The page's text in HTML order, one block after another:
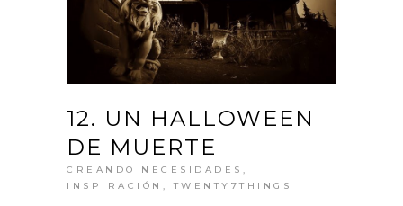
12. UN HALLOWEEN
DE MUERTE
CREANDO NECESIDADES ,
INSPIRACIÓN ,TWENTY7THINGS